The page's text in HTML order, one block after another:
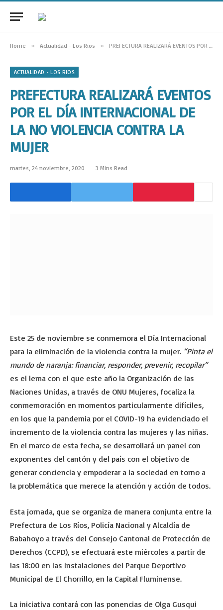
Home » Actualidad - Los Rios » PREFECTURA REALIZARÁ EVENTOS POR EL DÍA INTERNACIONAL DE LA NO VIOLENCIA CONTRA LA MUJER
ACTUALIDAD - LOS RIOS
PREFECTURA REALIZARÁ EVENTOS
POR EL DÍA INTERNACIONAL DE
LA NO VIOLENCIA CONTRA LA
MUJER
martes, 24 noviembre, 2020 3 Mins Read
Este 25 de noviembre se conmemora el Día Internacional
para la eliminación de la violencia contra la mujer. “Pinta el
mundo de naranja: financiar, responder, prevenir, recopilar”
es el lema con el que este año la Organización de las
Naciones Unidas, a través de ONU Mujeres, focaliza la
conmemoración en momentos particularmente difíciles,
en los que la pandemia por el COVID-19 ha evidenciado el
incremento de la violencia contra las mujeres y las niñas.
En el marco de esta fecha, se desarrollará un panel con
exponentes del cantón y del país con el objetivo de
generar conciencia y empoderar a la sociedad en torno a
la problemática que merece la atención y acción de todos.
Esta jornada, que se organiza de manera conjunta entre la
Prefectura de Los Ríos, Policía Nacional y Alcaldía de
Babahoyo a través del Consejo Cantonal de Protección de
Derechos (CCPD), se efectuará este miércoles a partir de
las 18:00 en las instalaciones del Parque Deportivo
Municipal de El Chorrillo, en la Capital Fluminense.
La iniciativa contará con las ponencias de Olga Gusqui